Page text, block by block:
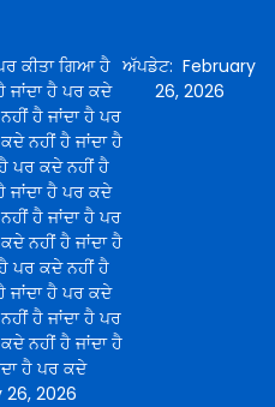
ਕੀਤਾ ਗਿਆ ਹੈ
ਜਾਂਦਾ ਹੈ ਪਰ ਕਦੇ
ਹੈ ਜਾਂਦਾ ਹੈ ਪਰ
ਨਹੀਂ ਹੈ ਜਾਂਦਾ ਹੈ
ਪਰ ਕਦੇ ਨਹੀਂ ਹੈ
ਜਾਂਦਾ ਹੈ ਪਰ ਕਦੇ
ਹੈ ਜਾਂਦਾ ਹੈ ਪਰ
ਨਹੀਂ ਹੈ ਜਾਂਦਾ ਹੈ
ਪਰ ਕਦੇ ਨਹੀਂ ਹੈ
ਜਾਂਦਾ ਹੈ ਪਰ ਕਦੇ
ਹੈ ਜਾਂਦਾ ਹੈ ਪਰ
ਨਹੀਂ ਹੈ ਜਾਂਦਾ ਹੈ
ਹੈ ਪਰ ਕਦੇ
26, 2026
ਅੱਪਡੇਟ: February
26, 2026